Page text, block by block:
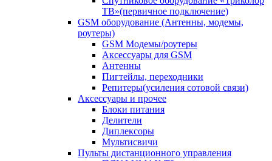
ТВ»(первичное подключение)
GSM оборудование (Антенны, модемы,
роутеры)
GSM Модемы/роутеры
Аксессуары для GSM
Антенны
Пигтейлы, переходники
Репитеры(усиления сотовой связи)
Аксессуары и прочее
Блоки питания
Делители
Диплексоры
Мультисвичи
Пульты дистанционного управления